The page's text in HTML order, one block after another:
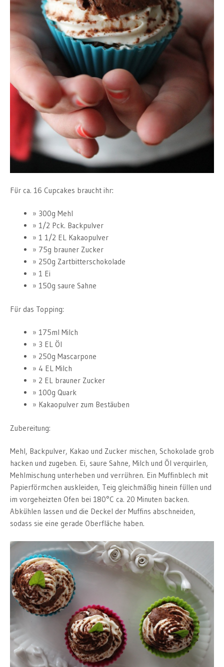
Für ca. 16 Cupcakes braucht ihr:
300g Mehl
1/2 Pck. Backpulver
1 1/2 EL Kakaopulver
75g brauner Zucker
250g Zartbitterschokolade
1 Ei
150g saure Sahne
Für das Topping:
175ml Milch
3 EL Öl
250g Mascarpone
4 EL Milch
2 EL brauner Zucker
100g Quark
Kakaopulver zum Bestäuben
Zubereitung:
Mehl, Backpulver, Kakao und Zucker mischen, Schokolade grob
hacken und zugeben. Ei, saure Sahne, Milch und Öl verquirlen,
Mehlmischung unterheben und verrühren. Ein Muffinblech mit
Papierförmchen auskleiden, Teig gleichmäßig hinein füllen und
im vorgeheizten Ofen bei 180°C ca. 20 Minuten backen.
Abkühlen lassen und die Deckel der Muffins abschneiden,
sodass sie eine gerade Oberfläche haben.